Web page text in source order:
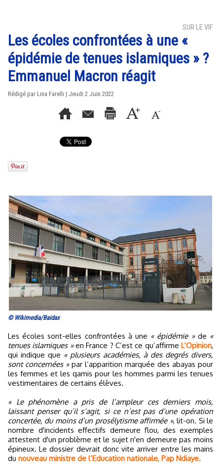
SUR LE VIF
Les écoles confrontées à une «
épidémie de tenues islamiques » ?
Emmanuel Macron réagit
Rédigé par Lina Farelli | Jeudi 2 Juin 2022
© Wikimedia/Baidax
Les écoles sont-elles confrontées à une « épidémie »de «
tenues islamiques »en France ? C’est ce qu’affirmeL’Opinion,
qui indique que « plusieurs académies, à des degrés divers,
sont concernées »par l’apparition marquée des abayas pour
les femmes et les qamis pour les hommes parmi les tenues
vestimentaires de certains élèves.
« Le phénomène a pris de l’ampleur ces derniers mois,
laissant penser qu’il s’agit, si ce n’est pas d’une opération
concertée, du moins d’un prosélytisme affirmée », lit-on. Si le
nombre d'incidents effectifs demeure flou, des exemples
attestent d'un problème et le sujet n'en demeure pas moins
épineux. Le dossier devrait donc vite arriver entre les mains
du nouveau ministre de l’Education nationale, Pap Ndiaye.